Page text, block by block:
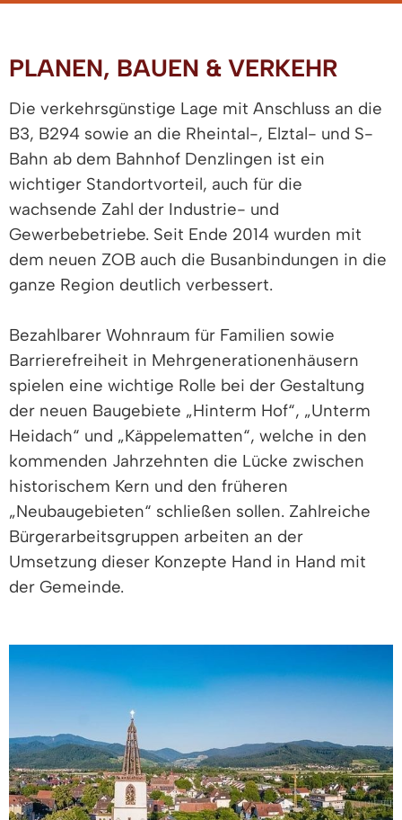
PLANEN, BAUEN & VERKEHR
Die verkehrsgünstige Lage mit Anschluss an die
B3, B294 sowie an die Rheintal-, Elztal- und S-
Bahn ab dem Bahnhof Denzlingen ist ein
wichtiger Standortvorteil, auch für die
wachsende Zahl der Industrie- und
Gewerbebetriebe. Seit Ende 2014 wurden mit
dem neuen ZOB auch die Busanbindungen in die
ganze Region deutlich verbessert.
Bezahlbarer Wohnraum für Familien sowie
Barrierefreiheit in Mehrgenerationenhäusern
spielen eine wichtige Rolle bei der Gestaltung
der neuen Baugebiete „Hinterm Hof“, „Unterm
Heidach“ und „Käppelematten“, welche in den
kommenden Jahrzehnten die Lücke zwischen
historischem Kern und den früheren
„Neubaugebieten“ schließen sollen. Zahlreiche
Bürgerarbeitsgruppen arbeiten an der
Umsetzung dieser Konzepte Hand in Hand mit
der Gemeinde.